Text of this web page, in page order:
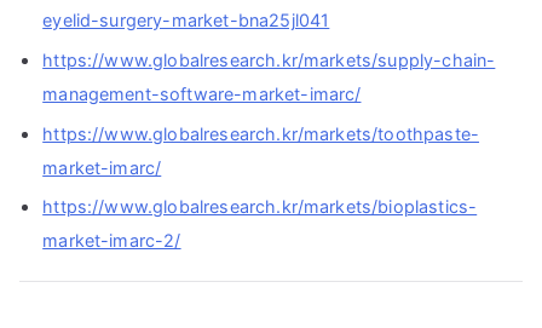
eyelid-surgery-market-bna25jl041
https://www.globalresearch.kr/markets/supply-chain-
management-software-market-imarc/
https://www.globalresearch.kr/markets/toothpaste-
market-imarc/
https://www.globalresearch.kr/markets/bioplastics-
market-imarc-2/